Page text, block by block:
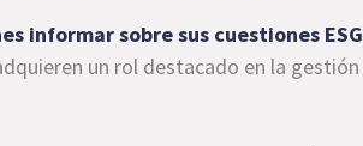
informar sobre sus cuestiones ESG
un rol destacado en la gestión